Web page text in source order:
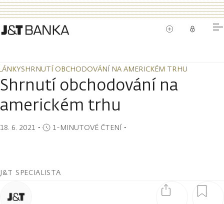
SHRNUTÍ OBCHODOVÁNÍ NA AMERICKÉM TRHU
SHRNUTÍ OBCHODOVÁNÍ NA AMERICKÉM TRHU
Shrnutí obchodování na
americkém trhu
18. 6. 2021 ・ 1-MINUTOVÉ ČTENÍ・
J&T SPECIALISTA